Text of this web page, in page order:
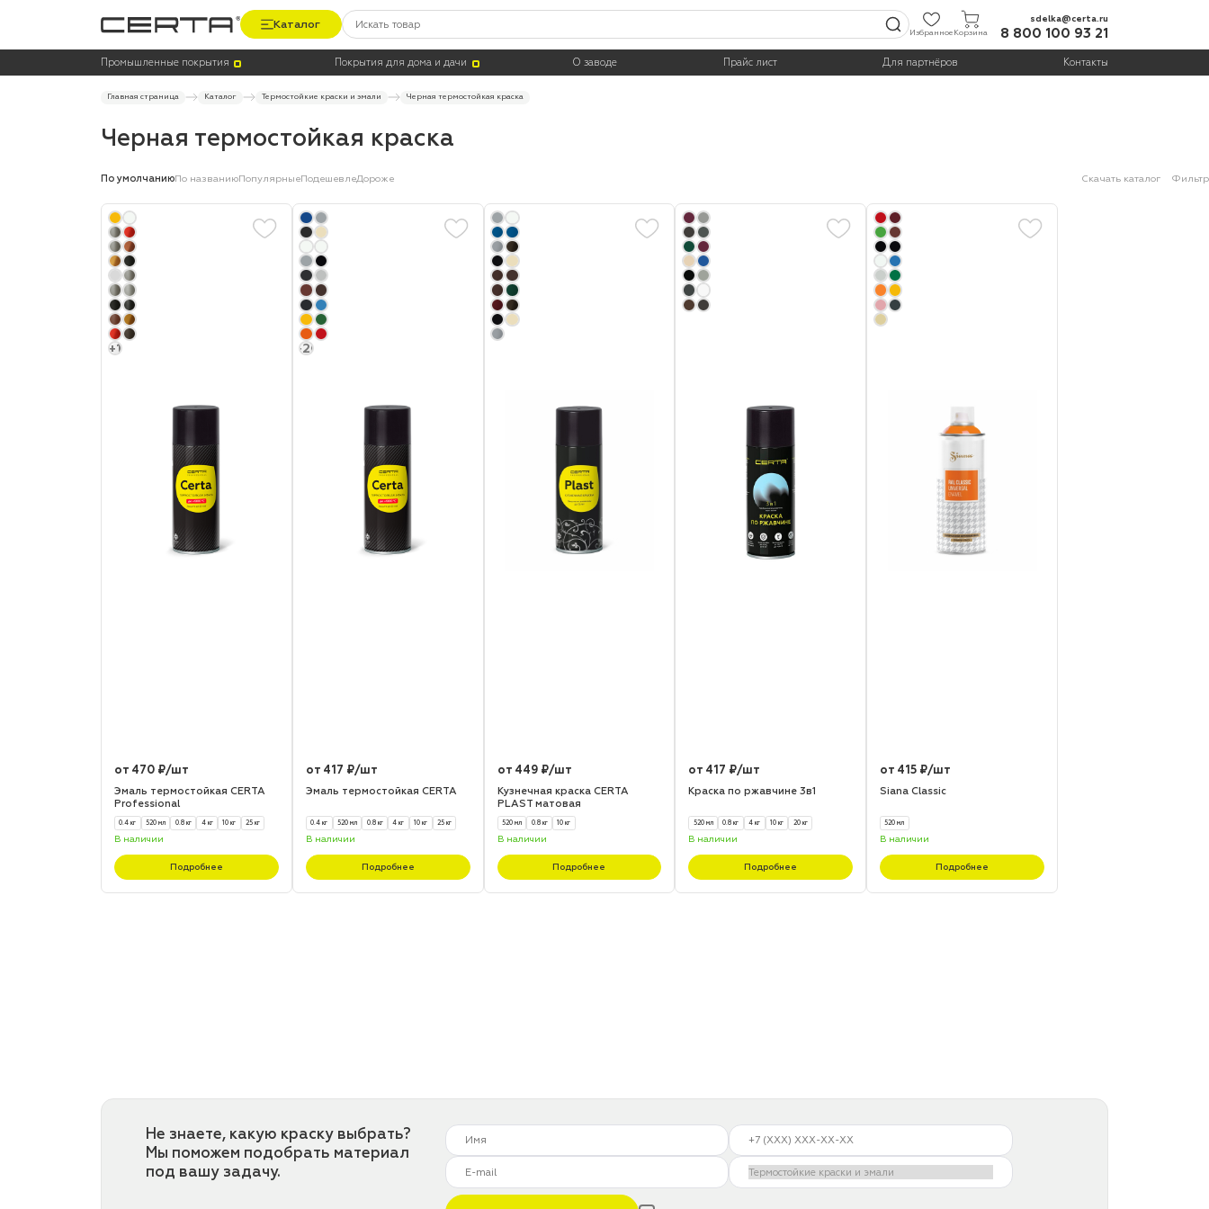
Каталог
ИзбранноеКорзина
sdelka@certa.ru
8 800 100 93 21
Промышленные покрытия Покрытия для дома и дачи О заводе Прайс лист Для партнёров Контакты
Главная страница Каталог Термостойкие краски и эмали Черная термостойкая краска
Черная термостойкая краска
Термостойкость, до °C Цвет Тара
По умолчаниюПо названиюПопулярныеПодешевлеДороже Скачать каталог Фильтр
+1
от 470 ₽/шт
Эмаль термостойкая CERTA
Professional
0.4 кг 520 мл 0.8 кг 4 кг 10 кг 25 кг
В наличии
Подробнее
+20
от 417 ₽/шт
Эмаль термостойкая CERTA
0.4 кг 520 мл 0.8 кг 4 кг 10 кг 25 кг
В наличии
Подробнее
от 449 ₽/шт
Кузнечная краска CERTA
PLAST матовая
520 мл 0.8 кг 10 кг
В наличии
Подробнее
от 417 ₽/шт
Краска по ржавчине 3в1
520 мл 0.8 кг 4 кг 10 кг 20 кг
В наличии
Подробнее
от 415 ₽/шт
Siana Classic
520 мл
В наличии
Подробнее
Не знаете, какую краску выбрать?
Мы поможем подобрать материал
под вашу задачу.